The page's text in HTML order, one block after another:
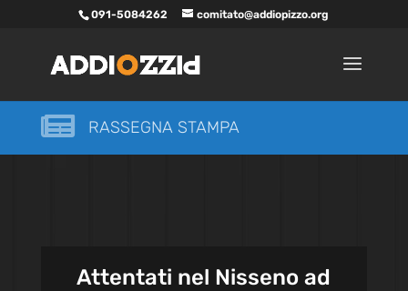
091-5084262 comitato@addiopizzo.org
 RASSEGNA STAMPA
Attentati nel Nisseno ad